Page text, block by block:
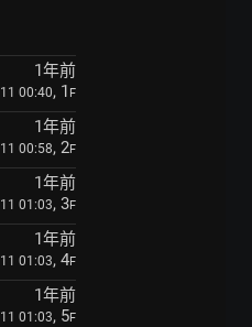
1年前
00:40, 1 F
1年前
00:58, 2F
1年前
01:03, 3F
1年前
01:03, 4F
1年前
01:03, 5F